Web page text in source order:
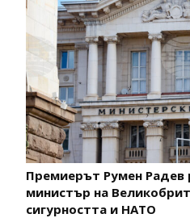
Премиерът Румен Радев
министър на
сигурността и НАТО